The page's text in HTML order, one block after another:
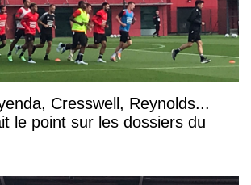
Cresswell, Reynolds...
le point sur les dossiers du